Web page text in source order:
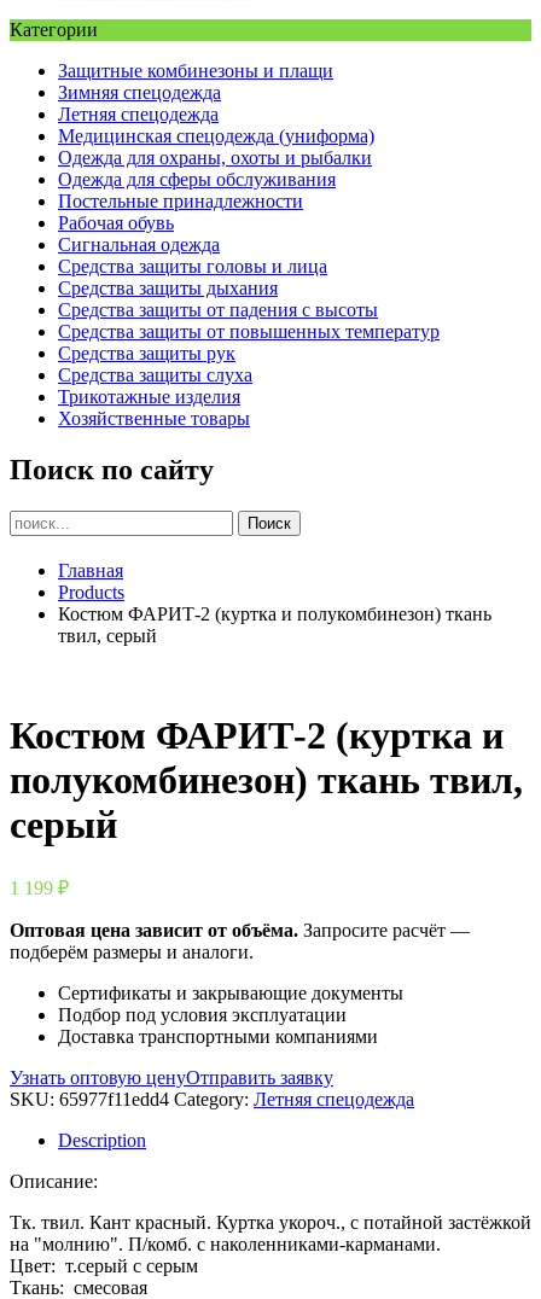
Категории
Защитные комбинезоны и плащи
Зимняя спецодежда
Летняя спецодежда
Медицинская спецодежда (униформа)
Одежда для охраны, охоты и рыбалки
Одежда для сферы обслуживания
Постельные принадлежности
Рабочая обувь
Сигнальная одежда
Средства защиты головы и лица
Средства защиты дыхания
Средства защиты от падения с высоты
Средства защиты от повышенных температур
Средства защиты рук
Средства защиты слуха
Трикотажные изделия
Хозяйственные товары
Поиск по сайту
Главная
Products
Костюм ФАРИТ-2 (куртка и полукомбинезон) ткань
твил, серый
Костюм ФАРИТ-2 (куртка и
полукомбинезон) ткань твил,
серый
1 199 ₽
Оптовая цена зависит от объёма. Запросите расчёт —
подберём размеры и аналоги.
Сертификаты и закрывающие документы
Подбор под условия эксплуатации
Доставка транспортными компаниями
Узнать оптовую ценуОтправить заявку
SKU: 65977f11edd4 Category: Летняя спецодежда
Description
Описание:
Тк. твил. Кант красный. Куртка укороч., с потайной застёжкой
на "молнию". П/комб. с наколенниками-карманами.
Цвет: т.серый с серым
Ткань: смесовая